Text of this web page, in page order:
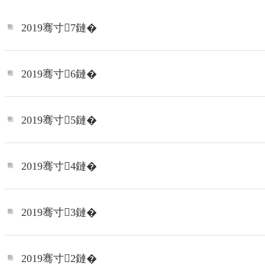
2019骞寸7鏈�
2019骞寸6鏈�
2019骞寸5鏈�
2019骞寸4鏈�
2019骞寸3鏈�
2019骞寸2鏈�